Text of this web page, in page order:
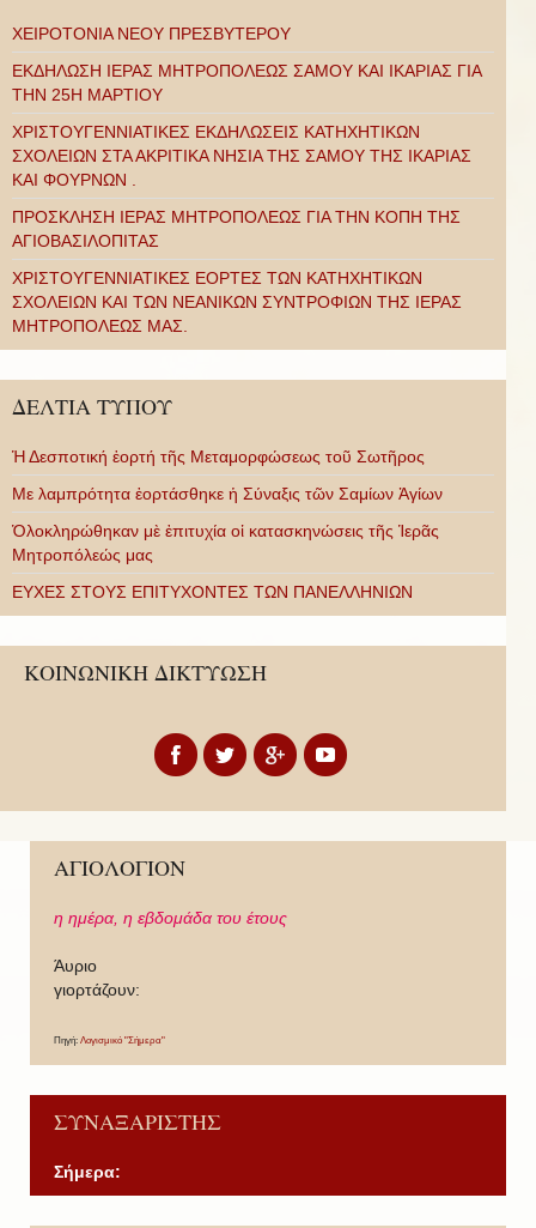
ΧΕΙΡΟΤΟΝΙΑ ΝΕΟΥ ΠΡΕΣΒΥΤΕΡΟΥ
ΕΚΔΗΛΩΣΗ ΙΕΡΑΣ ΜΗΤΡΟΠΟΛΕΩΣ ΣΑΜΟΥ ΚΑΙ ΙΚΑΡΙΑΣ ΓΙΑ
ΤΗΝ 25Η ΜΑΡΤΙΟΥ
ΧΡΙΣΤΟΥΓΕΝΝΙΑΤΙΚΕΣ ΕΚΔΗΛΩΣΕΙΣ ΚΑΤΗΧΗΤΙΚΩΝ
ΣΧΟΛΕΙΩΝ ΣΤΑ ΑΚΡΙΤΙΚΑ ΝΗΣΙΑ ΤΗΣ ΣΑΜΟΥ ΤΗΣ ΙΚΑΡΙΑΣ
ΚΑΙ ΦΟΥΡΝΩΝ .
ΠΡΟΣΚΛΗΣΗ ΙΕΡΑΣ ΜΗΤΡΟΠΟΛΕΩΣ ΓΙΑ ΤΗΝ ΚΟΠΗ ΤΗΣ
ΑΓΙΟΒΑΣΙΛΟΠΙΤΑΣ
ΧΡΙΣΤΟΥΓΕΝΝΙΑΤΙΚΕΣ ΕΟΡΤΕΣ ΤΩΝ ΚΑΤΗΧΗΤΙΚΩΝ
ΣΧΟΛΕΙΩΝ ΚΑΙ ΤΩΝ ΝΕΑΝΙΚΩΝ ΣΥΝΤΡΟΦΙΩΝ ΤΗΣ ΙΕΡΑΣ
ΜΗΤΡΟΠΟΛΕΩΣ ΜΑΣ.
ΔΕΛΤΙΑ ΤΥΠΟΥ
Ἡ Δεσποτική ἑορτή τῆς Μεταμορφώσεως τοῦ Σωτῆρος
Με λαμπρότητα ἑορτάσθηκε ἡ Σύναξις τῶν Σαμίων Ἁγίων
Ὁλοκληρώθηκαν μὲ ἐπιτυχία οἱ κατασκηνώσεις τῆς Ἱερᾶς
Μητροπόλεώς μας
ΕΥΧΕΣ ΣΤΟΥΣ ΕΠΙΤΥΧΟΝΤΕΣ ΤΩΝ ΠΑΝΕΛΛΗΝΙΩΝ
ΚΟΙΝΩΝΙΚΗ ΔΙΚΤΥΩΣΗ
ΑΓΙΟΛΟΓΙΟΝ
η ημέρα, η εβδομάδα του έτους
Άυριο
γιορτάζουν:
Πηγή: Λογισμικό "Σήμερα"
ΣΥΝΑΞΑΡΙΣΤΗΣ
Σήμερα: